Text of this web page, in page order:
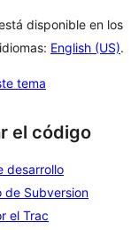
disponible en los
English (US).
tema
el código
desarrollo
de Subversion
el Trac